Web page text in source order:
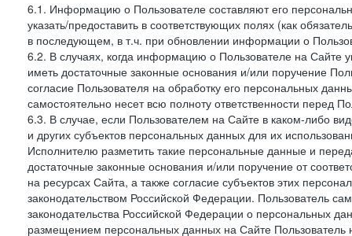
6.1. Информацию о Пользователе составляют его
указать/предоставить в соответствующих полях (как
в последующем, в т.ч. при обновлении информации о
6.2. В случаях, когда информацию о Пользователе на Сайте
иметь достаточные законные основания и/или поручение
согласие Пользователя на обработку его персональных
самостоятельно несет всю полноту ответственности перед
6.3. В случае, если Пользователем на Сайте в каком-либо
и других субъектов персональных данных для их
Исполнителю разметить такие персональные данные и
достаточные законные основания и/или поручение от
на ресурсах Сайта, а также согласие субъектов этих
законодательством Российской Федерации. Пользователь
законодательства Российской Федерации о персональных
размещением персональных данных на Сайте Пользователь